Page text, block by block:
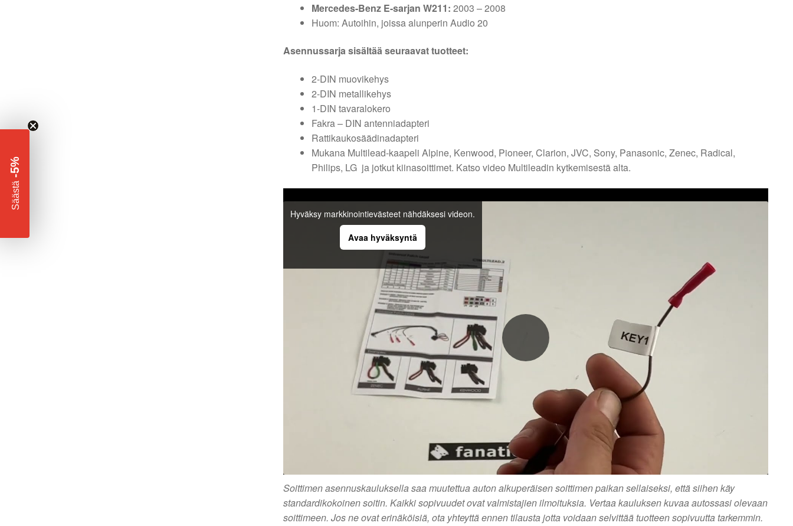
Mercedes-Benz E-sarjan W211: 2003 – 2008
Huom: Autoihin, joissa alunperin Audio 20
Asennussarja sisältää seuraavat tuotteet:
2-DIN muovikehys
2-DIN metallikehys
1-DIN tavaralokero
Fakra – DIN antenniadapteri
Rattikaukosäädinadapteri
Mukana Multilead-kaapeli Alpine, Kenwood, Pioneer, Clarion, JVC, Sony, Panasonic, Zenec, Radical,
Philips, LG ja jotkut kiinasoittimet. Katso video Multileadin kytkemisestä alta.
Hyväksy markkinointievästeet nähdäksesi videon.
Avaa hyväksyntä
Soittimen asennuskauluksella saa muutettua auton alkuperäisen soittimen paikan sellaiseksi, että siihen käy
standardikokoinen soitin. Kaikki sopivuudet ovat valmistajien ilmoituksia. Vertaa kauluksen kuvaa autossasi olevaan
soittimeen. Jos ne ovat erinäköisiä, ota yhteyttä ennen tilausta jotta voidaan selvittää tuotteen sopivuutta tarkemmin.
Säästä
-5%